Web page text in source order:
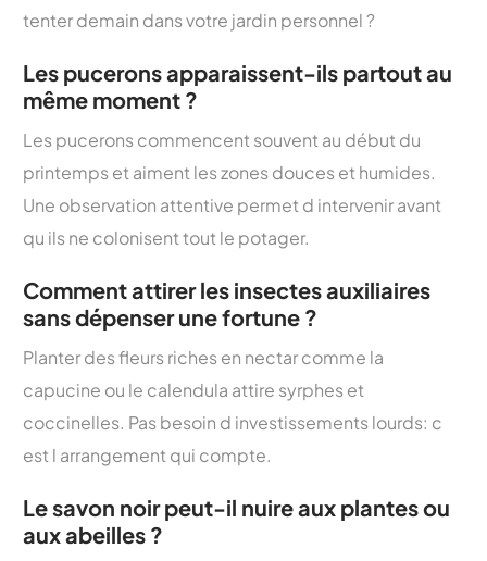
tenter demain dans votre jardin personnel ?
Les pucerons apparaissent-ils partout au
même moment ?
Les pucerons commencent souvent au début du
printemps et aiment les zones douces et humides.
Une observation attentive permet d intervenir avant
qu ils ne colonisent tout le potager.
Comment attirer les insectes auxiliaires
sans dépenser une fortune ?
Planter des fleurs riches en nectar comme la
capucine ou le calendula attire syrphes et
coccinelles. Pas besoin d investissements lourds: c
est l arrangement qui compte.
Le savon noir peut-il nuire aux plantes ou
aux abeilles ?